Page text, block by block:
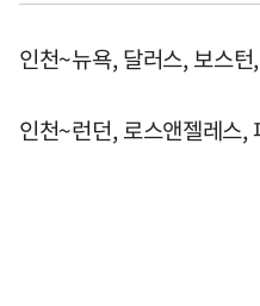
인천~뉴욕, 달러스, 보스
인천~런던, 로스앤젤레